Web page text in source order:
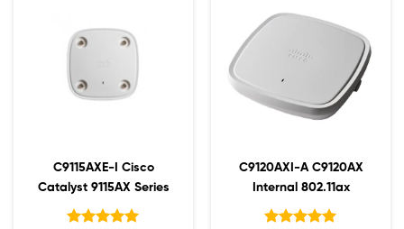
C9115AXE-I Cisco
Catalyst 9115AX Series
C9120AXI-A C9120AX
Internal 802.11ax